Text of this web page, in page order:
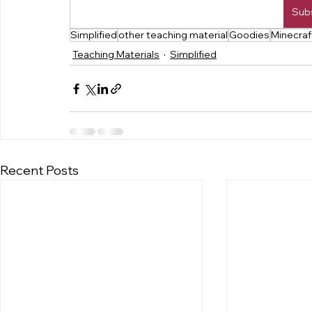
Simplifiedother teaching materialGoodies
Teaching Materials
Simplified
Recent Posts